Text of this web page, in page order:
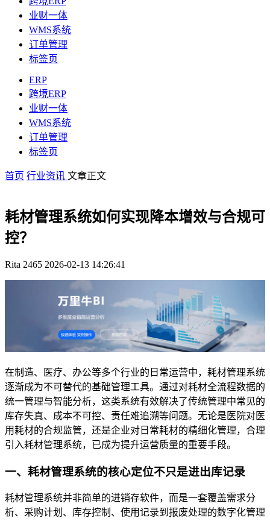
业财一体
WMS系统
订单管理
标签页
ERP
跨境ERP
业财一体
WMS系统
订单管理
标签页
首页 行业资讯 文章正文
耗材管理系统如何实现降本增效与合规可
控？
Rita 2465 2026-02-13 14:26:41
在制造、医疗、办公等多个行业的日常运营中，耗材管理系统
逐渐成为不可替代的基础管理工具。通过对耗材全流程数据的
统一管理与智能分析，这类系统有效解决了传统管理中常见的
库存失真、成本不可控、责任难追溯等问题。无论是医院对医
用耗材的合规监管，还是企业对日常耗材的精细化管理，合理
引入耗材管理系统，已成为提升运营质量的重要手段。
一、耗材管理系统的核心定位不只是进出库记录
耗材管理系统并非简单的进销存软件，而是一套覆盖需求分
析、采购计划、库存控制、使用记录到报废处理的数字化管理